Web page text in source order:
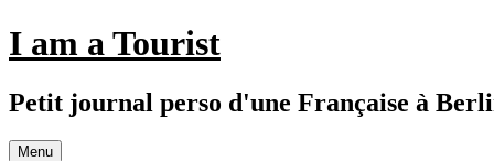
Aller
au
I am a Tourist
Petit journal perso d'une Française à
Menu